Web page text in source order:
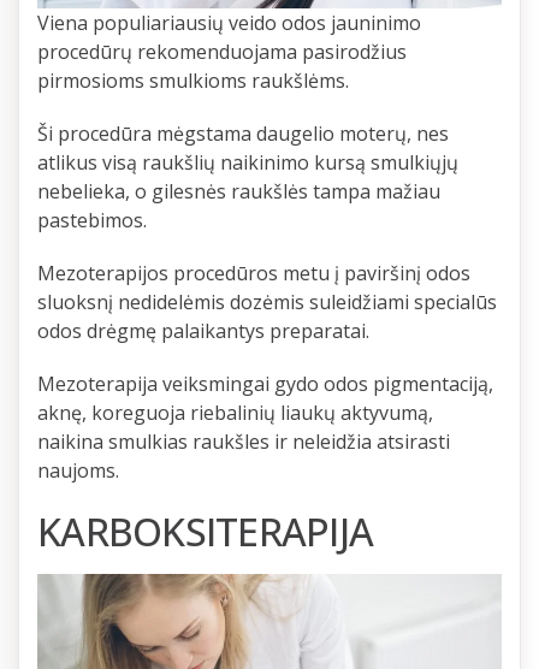
Viena populiariausių veido odos jauninimo
procedūrų rekomenduojama pasirodžius
pirmosioms smulkioms raukšlėms.
Ši procedūra mėgstama daugelio moterų, nes
atlikus visą raukšlių naikinimo kursą smulkiųjų
nebelieka, o gilesnės raukšlės tampa mažiau
pastebimos.
Mezoterapijos procedūros metu į paviršinį odos
sluoksnį nedidelėmis dozėmis suleidžiami specialūs
odos drėgmę palaikantys preparatai.
Mezoterapija veiksmingai gydo odos pigmentaciją,
aknę, koreguoja riebalinių liaukų aktyvumą,
naikina smulkias raukšles ir neleidžia atsirasti
naujoms.
KARBOKSITERAPIJA